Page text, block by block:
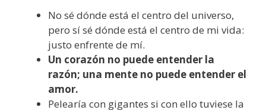
No sé dónde está el centro del universo,
pero sí sé dónde está el centro de mi vida:
justo enfrente de mí.
Un corazón no puede entender la
razón; una mente no puede entender el
amor.
Pelearía con gigantes si con ello tuviese la